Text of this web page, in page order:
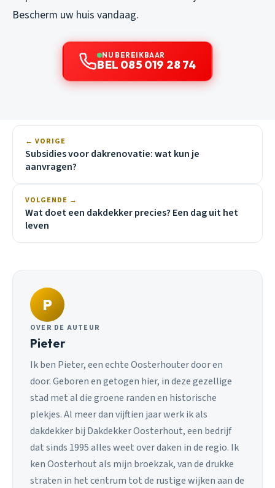
Bescherm uw huis vandaag.
NU BEREIKBAAR
BEL 085 019 28 74
← VORIGE
Subsidies voor dakrenovatie: wat kun je
aanvragen?
VOLGENDE →
Wat doet een dakdekker precies? Een dag uit het
leven
P
OVER DE AUTEUR
Pieter
Ik ben Pieter, een echte Oosterhouter door en
door. Geboren en getogen hier, in deze gezellige
stad met al die groene randen en historische
plekjes. Al meer dan vijftien jaar werk ik als
dakdekker bij Dakdekker Oosterhout, een bedrijf
dat sinds 1995 alles weet over daken in de regio. Ik
ken Oosterhout als mijn broekzak, van de drukke
straten in het centrum tot de rustige wijken aan de